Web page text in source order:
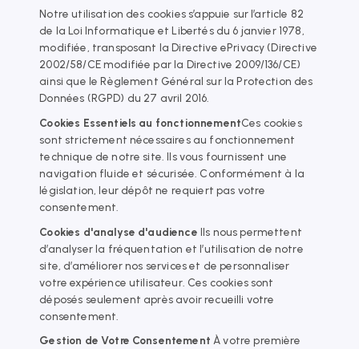
Notre utilisation des cookies s’appuie sur l’article 82
de la Loi Informatique et Libertés du 6 janvier 1978,
modifiée, transposant la Directive ePrivacy (Directive
2002/58/CE modifiée par la Directive 2009/136/CE)
ainsi que le Règlement Général sur la Protection des
Données (RGPD) du 27 avril 2016.
Cookies Essentiels au fonctionnementCes cookies
sont strictement nécessaires au fonctionnement
technique de notre site. Ils vous fournissent une
navigation fluide et sécurisée. Conformément à la
législation, leur dépôt ne requiert pas votre
consentement.
Cookies d'analyse d'audience Ils nous permettent
d’analyser la fréquentation et l’utilisation de notre
site, d’améliorer nos services et de personnaliser
votre expérience utilisateur. Ces cookies sont
déposés seulement après avoir recueilli votre
consentement.
Gestion de Votre Consentement À votre première